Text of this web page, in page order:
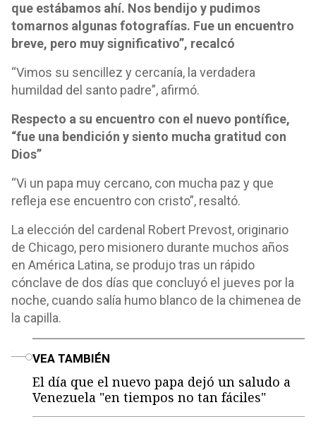
que estábamos ahí. Nos bendijo y pudimos
tomarnos algunas fotografías. Fue un encuentro
breve, pero muy significativo”, recalcó
“Vimos su sencillez y cercanía, la verdadera
humildad del santo padre”, afirmó.
Respecto a su encuentro con el nuevo pontífice,
“fue una bendición y siento mucha gratitud con
Dios”
“Vi un papa muy cercano, con mucha paz y que
refleja ese encuentro con cristo”, resaltó.
La elección del cardenal Robert Prevost, originario
de Chicago, pero misionero durante muchos años
en América Latina, se produjo tras un rápido
cónclave de dos días que concluyó el jueves por la
noche, cuando salía humo blanco de la chimenea de
la capilla.
VEA TAMBIÉN
El día que el nuevo papa dejó un saludo a
Venezuela "en tiempos no tan fáciles"